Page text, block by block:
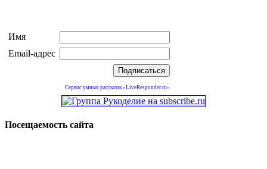
Имя
Email-адрес
Сервис умных рассылок «LiveResponder.ru»
Посещаемость сайта